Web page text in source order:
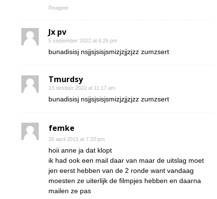
Reageer
Jx pv
5 september 2022 at 6:26 pm
bunadisisj nsjjsjsisjsmizjzjjzjzz zumzsert
Tmurdsy
13 oktober 2022 at 11:17 am
bunadisisj nsjjsjsisjsmizjzjjzjzz zumzsert
femke
26 april 2015 at 7:33 pm
hoii anne ja dat klopt
ik had ook een mail daar van maar de uitslag moet
jen eerst hebben van de 2 ronde want vandaag
moesten ze uiterlijk de filmpjes hebben en daarna
mailen ze pas